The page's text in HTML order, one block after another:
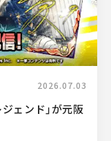
2026.07.03
ェンド」が元阪